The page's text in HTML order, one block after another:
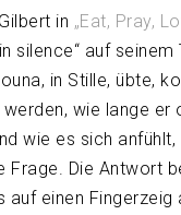
in „Eat, Pray,
silence“ auf seinem
in Stille, übte,
wie lange er
wie es sich anfühlt,
Frage. Die Antwort
auf einen Fingerzeig